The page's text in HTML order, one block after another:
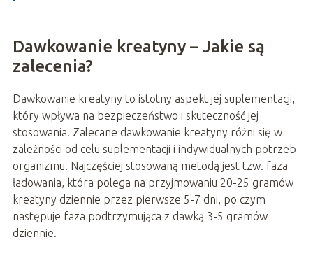
Dawkowanie kreatyny – Jakie są
zalecenia?
Dawkowanie kreatyny to istotny aspekt jej suplementacji,
który wpływa na bezpieczeństwo i skuteczność jej
stosowania. Zalecane dawkowanie kreatyny różni się w
zależności od celu suplementacji i indywidualnych potrzeb
organizmu. Najczęściej stosowaną metodą jest tzw. faza
ładowania, która polega na przyjmowaniu 20-25 gramów
kreatyny dziennie przez pierwsze 5-7 dni, po czym
następuje faza podtrzymująca z dawką 3-5 gramów
dziennie.